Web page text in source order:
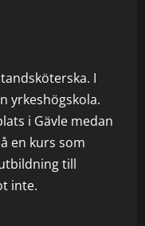
I
yrkeshögskola.
i Gävle medan
en kurs som
till
inte.